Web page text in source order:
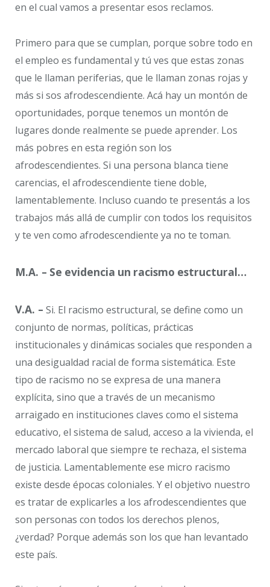
en el cual vamos a presentar esos reclamos.
Primero para que se cumplan, porque sobre todo en
el empleo es fundamental y tú ves que estas zonas
que le llaman periferias, que le llaman zonas rojas y
más si sos afrodescendiente. Acá hay un montón de
oportunidades, porque tenemos un montón de
lugares donde realmente se puede aprender. Los
más pobres en esta región son los
afrodescendientes. Si una persona blanca tiene
carencias, el afrodescendiente tiene doble,
lamentablemente. Incluso cuando te presentás a los
trabajos más allá de cumplir con todos los requisitos
y te ven como afrodescendiente ya no te toman.
M.A. – Se evidencia un racismo estructural…
V.A. – Si. El racismo estructural, se define como un
conjunto de normas, políticas, prácticas
institucionales y dinámicas sociales que responden a
una desigualdad racial de forma sistemática. Este
tipo de racismo no se expresa de una manera
explícita, sino que a través de un mecanismo
arraigado en instituciones claves como el sistema
educativo, el sistema de salud, acceso a la vivienda, el
mercado laboral que siempre te rechaza, el sistema
de justicia. Lamentablemente ese micro racismo
existe desde épocas coloniales. Y el objetivo nuestro
es tratar de explicarles a los afrodescendientes que
son personas con todos los derechos plenos,
¿verdad? Porque además son los que han levantado
este país.